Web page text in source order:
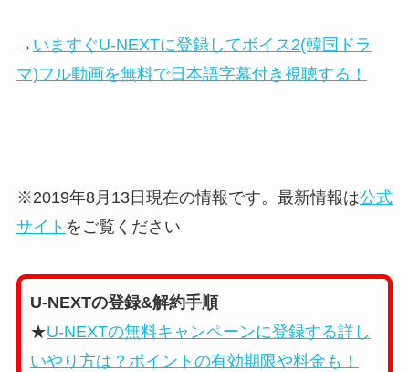
→ いますぐU-NEXTに登録してボイス2(韓国ドラ
マ)フル動画を無料で日本語字幕付き視聴する！
※2019年8月13日現在の情報です。最新情報は公式
サイト をご覧ください
U-NEXTの登録&解約手順
★U-NEXTの無料キャンペーンに登録する詳し
いやり方は？ポイントの有効期限や料金も！